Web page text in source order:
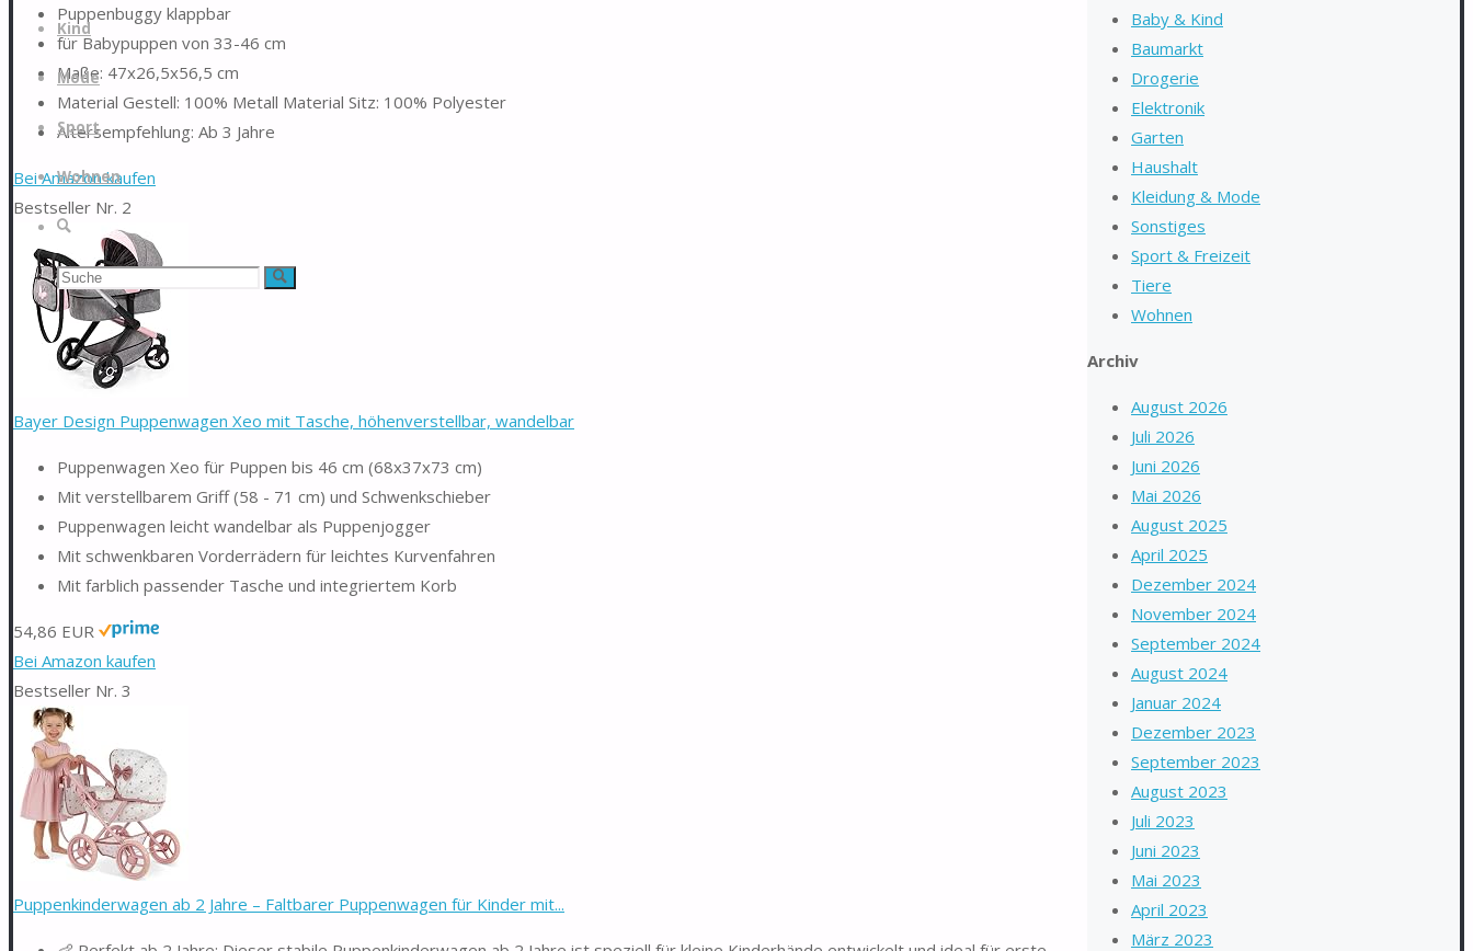
Kind
Mode
Sport
Wohnen
Suchen
nach:
Suche
Puppenbuggy klappbar
für Babypuppen von 33-46 cm
Maße: 47x26,5x56,5 cm
Material Gestell: 100% Metall Material Sitz: 100% Polyester
Altersempfehlung: Ab 3 Jahre
Bei Amazon kaufen
Bestseller Nr. 2
Bayer Design Puppenwagen Xeo mit Tasche, höhenverstellbar, wandelbar
Puppenwagen Xeo für Puppen bis 46 cm (68x37x73 cm)
Mit verstellbarem Griff (58 - 71 cm) und Schwenkschieber
Puppenwagen leicht wandelbar als Puppenjogger
Mit schwenkbaren Vorderrädern für leichtes Kurvenfahren
Mit farblich passender Tasche und integriertem Korb
54,86 EUR
Bei Amazon kaufen
Bestseller Nr. 3
Puppenkinderwagen ab 2 Jahre – Faltbarer Puppenwagen für Kinder mit...
Baby & Kind
Baumarkt
Drogerie
Elektronik
Garten
Haushalt
Kleidung & Mode
Sonstiges
Sport & Freizeit
Tiere
Wohnen
Archiv
August 2026
Juli 2026
Juni 2026
Mai 2026
August 2025
April 2025
Dezember 2024
November 2024
September 2024
August 2024
Januar 2024
Dezember 2023
September 2023
August 2023
Juli 2023
Juni 2023
Mai 2023
April 2023
März 2023